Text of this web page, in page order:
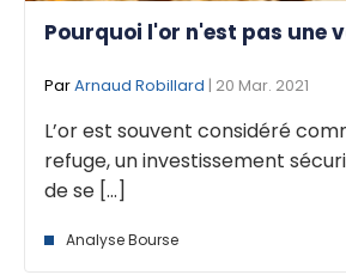
Pourquoi l'or n'est pas une
ParArnaud Robillard | 20 Mar. 2021
L’or est souvent considéré
refuge, un investissement
de se [...]
Analyse Bourse